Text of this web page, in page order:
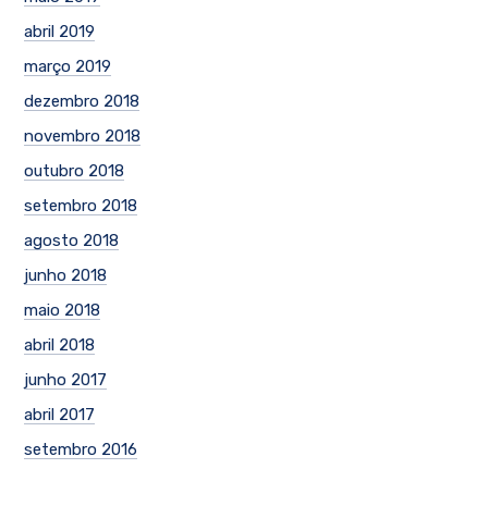
abril 2019
março 2019
dezembro 2018
novembro 2018
outubro 2018
setembro 2018
agosto 2018
junho 2018
maio 2018
abril 2018
junho 2017
abril 2017
setembro 2016